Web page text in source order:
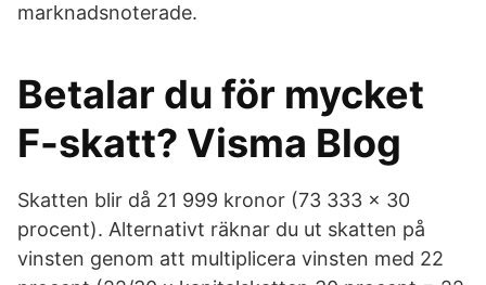
marknadsnoterade.
Betalar du för mycket
F-skatt? Visma Blog
Skatten blir då 21 999 kronor (73 333 x 30
procent). Alternativt räknar du ut skatten på
vinsten genom att multiplicera vinsten med 22